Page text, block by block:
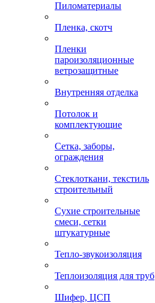
Пиломатериалы
Пленка, скотч
Пленки
пароизоляционные
ветрозащитные
Внутренняя отделка
Потолок и
комплектующие
Сетка, заборы,
ограждения
Стеклоткани, текстиль
строительный
Сухие строительные
смеси, сетки
штукатурные
Тепло-звукоизоляция
Теплоизоляция для труб
Шифер, ЦСП